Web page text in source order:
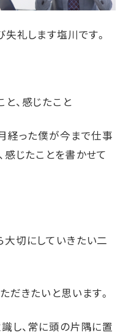
失礼します塩川です。
、感じたこと
経った僕が今まで仕事
感じたことを書かせて
切にしていきたい二
だきたいと思います。
し、常に頭の片隅に置